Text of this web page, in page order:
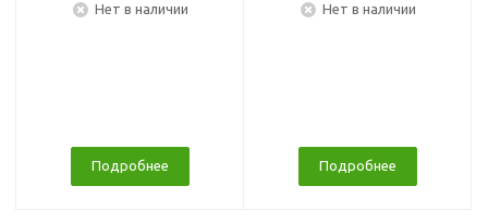
Нет в наличии
Подробнее
Нет в наличии
Подробнее